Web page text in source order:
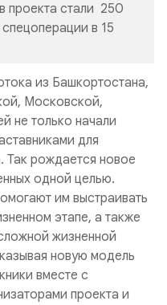
проекта стали 250
в 15
из Башкортостана,
Московской,
не только начали
для
. Так рождается новое
одной целью.
им выстраивать
этапе, а также
жизненной
новую модель
вместе с
проекта и